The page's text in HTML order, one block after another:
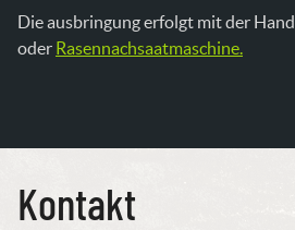
Die ausbringung erfolgt mit der Hand
oder Rasennachsaatmaschine.
Kontakt